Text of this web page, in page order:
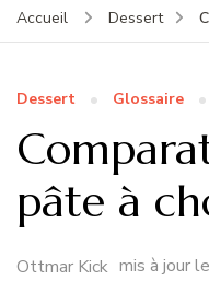
Accueil Dessert
Dessert Glossaire
pâte à
Ottmar Kick mis à jour le